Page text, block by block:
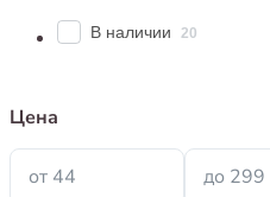
В наличии 20
Цена
от 44 до 299